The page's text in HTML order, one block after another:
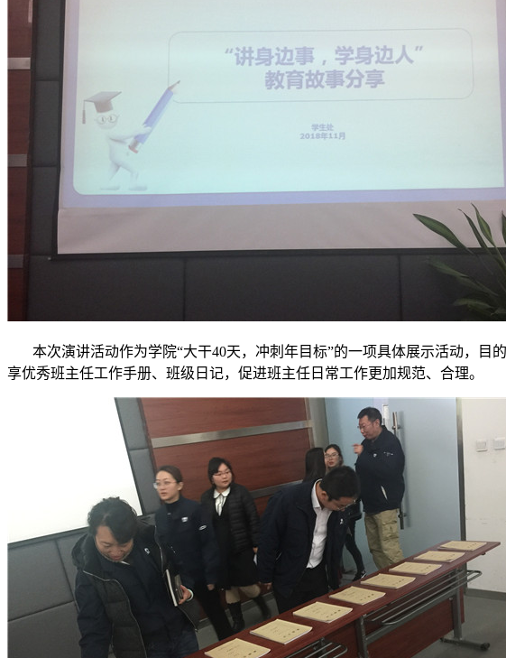
本次演讲活动作为学院“大干40天，冲刺年目标”的一项具体展示活动，目
享优秀班主任工作手册、班级日记，促进班主任日常工作更加规范、合理。